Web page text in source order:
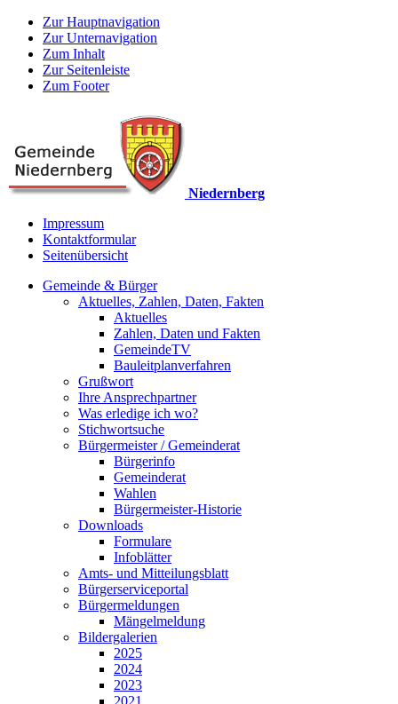
Zur Hauptnavigation
Zur Unternavigation
Zum Inhalt
Zur Seitenleiste
Zum Footer
Niedernberg
Impressum
Kontaktformular
Seitenübersicht
Gemeinde & Bürger
Aktuelles, Zahlen, Daten, Fakten
Aktuelles
Zahlen, Daten und Fakten
GemeindeTV
Bauleitplanverfahren
Grußwort
Ihre Ansprechpartner
Was erledige ich wo?
Stichwortsuche
Bürgermeister / Gemeinderat
Bürgerinfo
Gemeinderat
Wahlen
Bürgermeister-Historie
Downloads
Formulare
Infoblätter
Amts- und Mitteilungsblatt
Bürgerserviceportal
Bürgermeldungen
Mängelmeldung
Bildergalerien
2025
2024
2023
2021